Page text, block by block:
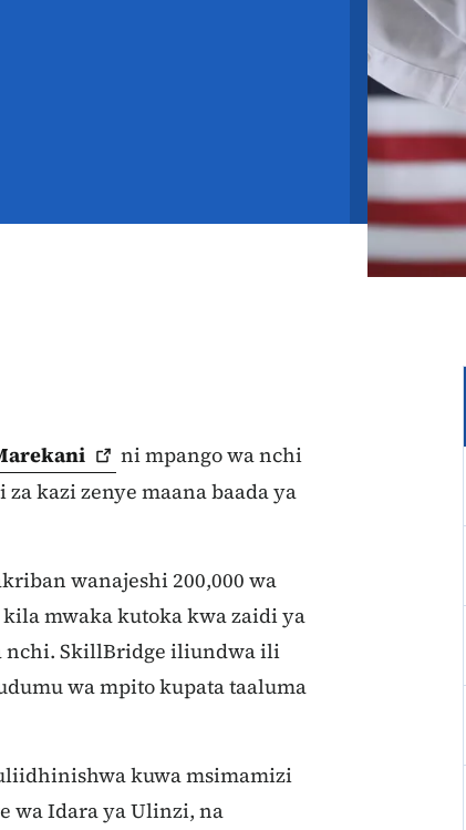
ni mpango wa nchi
kazi zenye maana baada ya
wanajeshi 200,000 wa
mwaka kutoka kwa zaidi ya
nchi. SkillBridge iliundwa ili
wa mpito kupata taaluma
kuwa msimamizi
wa Idara ya Ulinzi, na